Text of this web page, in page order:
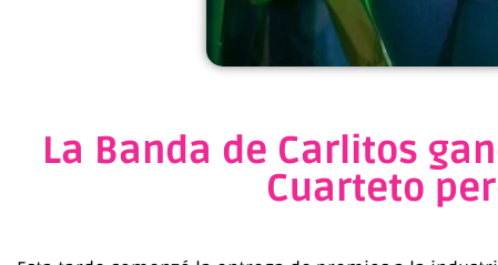
La Banda de Carlitos
Cuarteto